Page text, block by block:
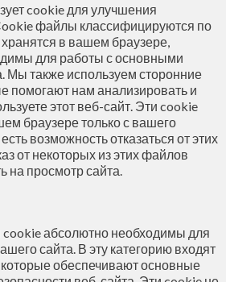
cookie для улучшения
файлы классифицируются по
в вашем браузере,
для работы с основными
Мы также используем сторонние
помогают нам анализировать и
этот веб-сайт. Эти cookie
браузере только с вашего
возможность отказаться от этих
от некоторых из этих файлов
на просмотр сайта.
абсолютно необходимы для
сайта. В эту категорию входят
обеспечивают основные